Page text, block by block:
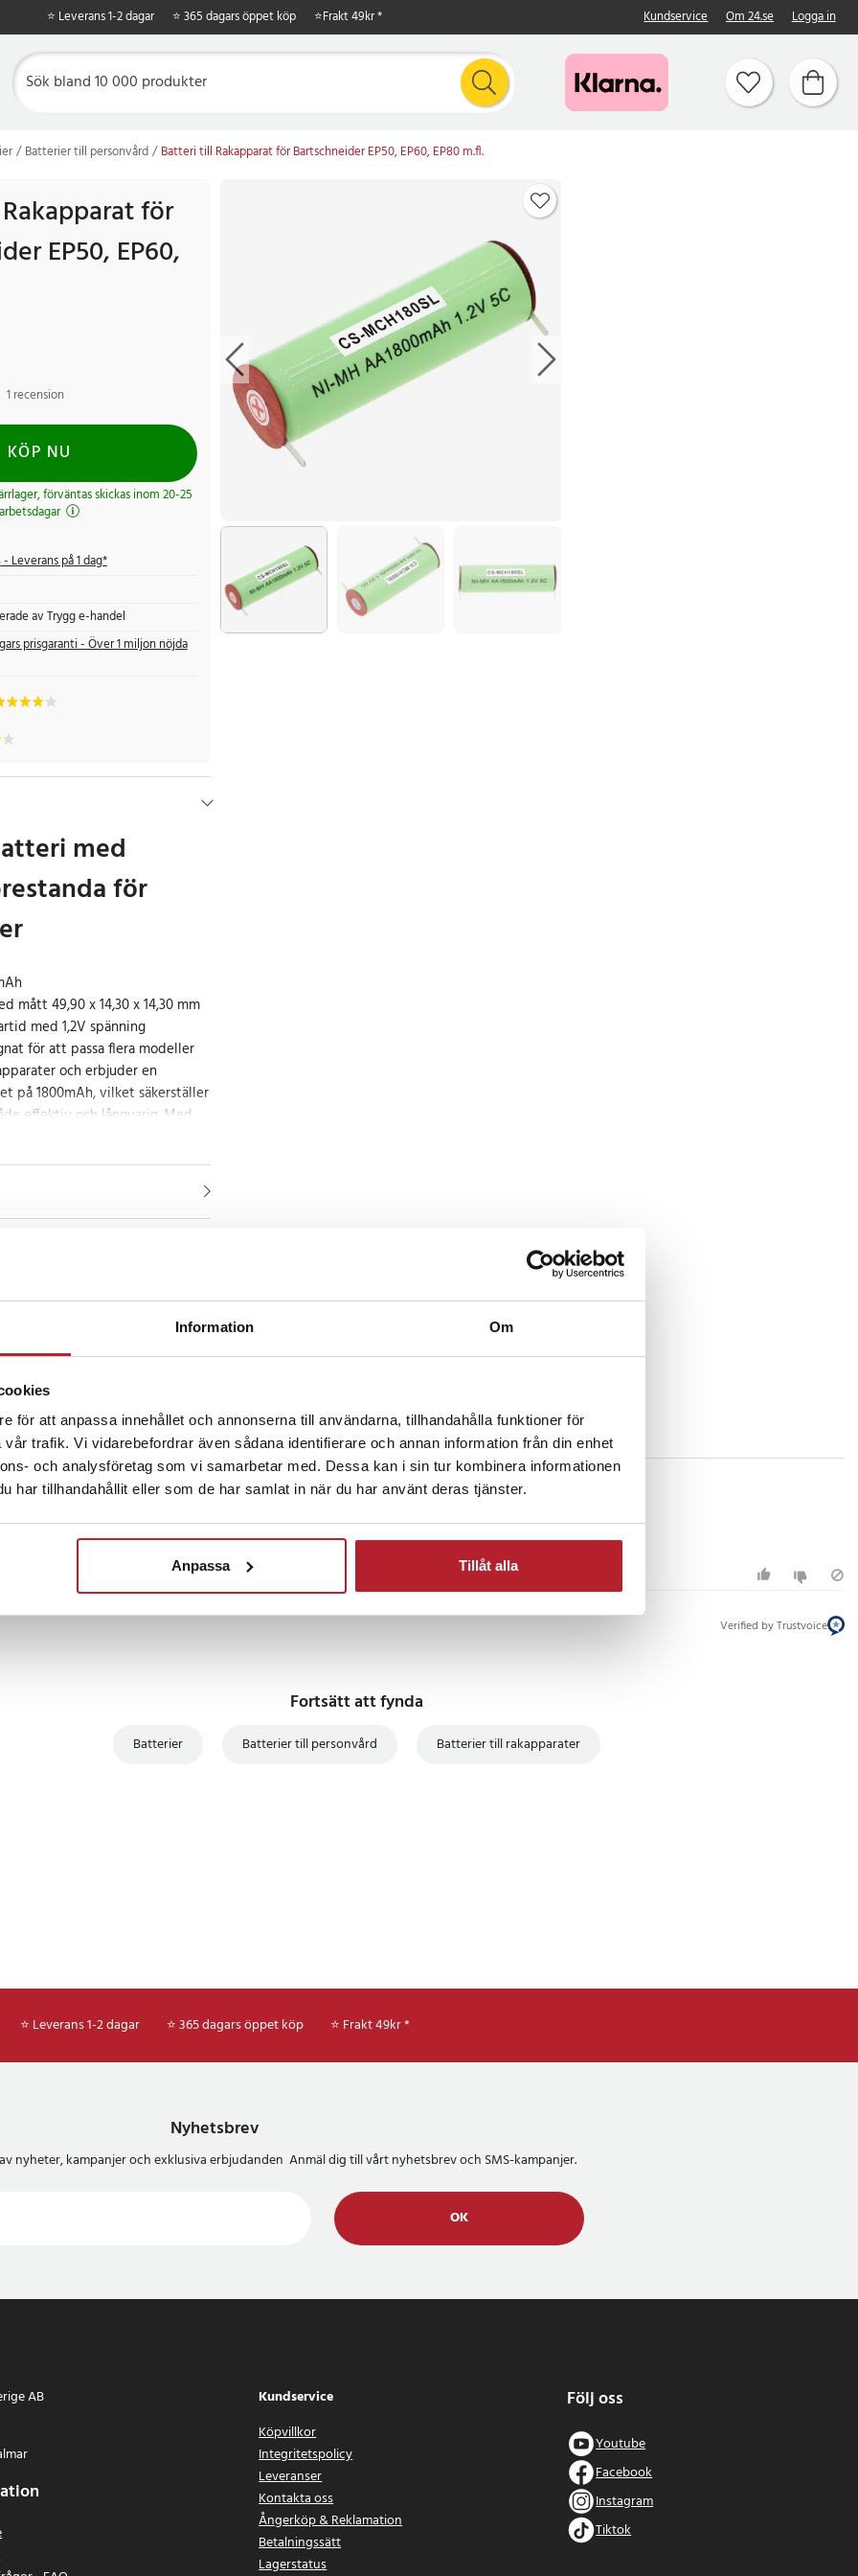
Information Om
för att anpassa innehållet och annonserna till användarna, tillhandahålla funktioner för
trafik. Vi vidarebefordrar även sådana identifierare och annan information från din enhet
och analysföretag som vi samarbetar med. Dessa kan i sin tur kombinera informationen
har tillhandahållit eller som de har samlat in när du har använt deras tjänster.
Anpassa Tillåt alla
⭐ Leverans 1-2 dagar ⭐ 365 dagars öppet köp ⭐Frakt 49kr * Kundservice Om 24.se Logga in
Batterier till personvård Batteri till Rakapparat för Bartschneider EP50, EP60, EP80 m.fl.
för
EP50, EP60,
1 recension
KÖP NU
förväntas skickas inom 20-25
arbetsdagar
- Leverans på 1 dag*
av Trygg e-handel
prisgaranti - Över 1 miljon nöjda
med
för
mått 49,90 x 14,30 x 14,30 mm
med 1,2V spänning
för att passa flera modeller
och erbjuder en
på 1800mAh, vilket säkerställer
effektiv och långvarig. Med
x 14,30 x 14,30 mm och en
är det enkelt att hantera och
rakapparat.
Memory
3☆
1 ☆
sedan
Verified by Trustvoice
Fortsätt att fynda
Batterier Batterier till personvård Batterier till rakapparater
⭐ Leverans 1-2 dagar ⭐ 365 dagars öppet köp ⭐ Frakt 49kr *
Nyhetsbrev
nyheter, kampanjer och exklusiva erbjudanden Anmäl dig till vårt nyhetsbrev och SMS-kampanjer.
OK
AB
Kundservice
Köpvillkor
Integritetspolicy
Leveranser
Kontakta oss
Ångerköp & Reklamation
Betalningssätt
Lagerstatus
Följ oss
Youtube
Facebook
Instagram
Tiktok